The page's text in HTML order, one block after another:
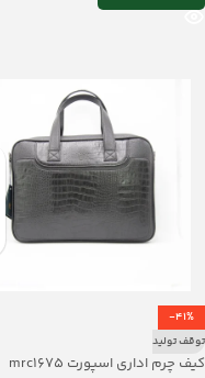
-41%
توقف تولید
کیف چرم اداری اسپورت mrc1675